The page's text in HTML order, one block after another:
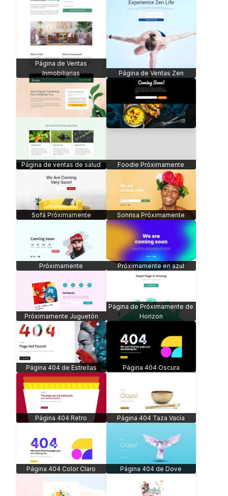
Página de Ventas
Inmobiliarias
Página de Ventas Zen
Página de ventas de salud Foodie Próximamente
Sofá Próximamente Sonrisa Próximamente
Próximamente Próximamente en azul
Próximamente Juguetón
Página de Próximamente de
Horizon
Página 404 de Estrellas Página 404 Oscura
Página 404 Retro Página 404 Taza Vacía
Página 404 Color Claro Página 404 de Dove